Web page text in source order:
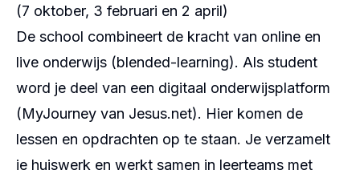
(7 oktober, 3 februari en 2 april)
De school combineert de kracht van online en
live onderwijs (blended-learning). Als student
word je deel van een digitaal onderwijsplatform
(MyJourney van Jesus.net). Hier komen de
lessen en opdrachten op te staan. Je verzamelt
je huiswerk en werkt samen in leerteams met